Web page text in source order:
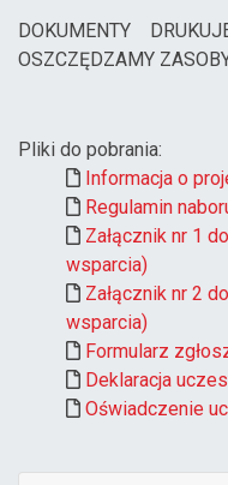
DOKUMENTY
OSZCZĘDZAMY
Pliki do pobrania:
Informacja o
Regulamin
Załącznik nr 1
wsparcia)
Załącznik nr 2
wsparcia)
Formularz
Deklaracja
Oświadczenie